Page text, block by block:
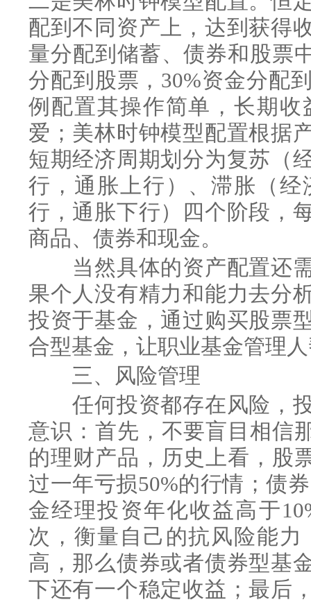
配到不同资产上，达到获得
量分配到储蓄、债券和股票
分配到股票，30%资金分配
例配置其操作简单，长期
爱；美林时钟模型配置根据
短期经济周期划分为复苏（
行，通胀上行）、滞胀（
行，通胀下行）四个阶段，
商品、债券和现金。
当然具体的资产配置还需
果个人没有精力和能力去分
投资于基金，通过购买股票
合型基金，让职业基金管理
三、风险管理
任何投资都存在风险，投
意识：首先，不要盲目相信
的理财产品，历史上看，股
过一年亏损50%的行情；债
金经理投资年化收益高于
次，衡量自己的抗风险能
高，那么债券或者债券型基
下还有一个稳定收益；最后